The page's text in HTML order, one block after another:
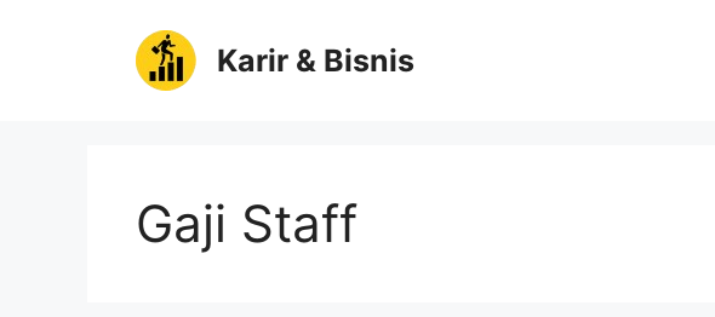
Karir & Bisnis
Gaji Staff